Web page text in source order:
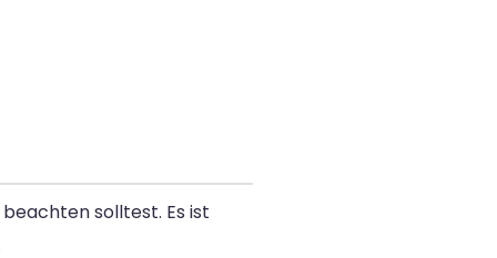
solltest. Es ist